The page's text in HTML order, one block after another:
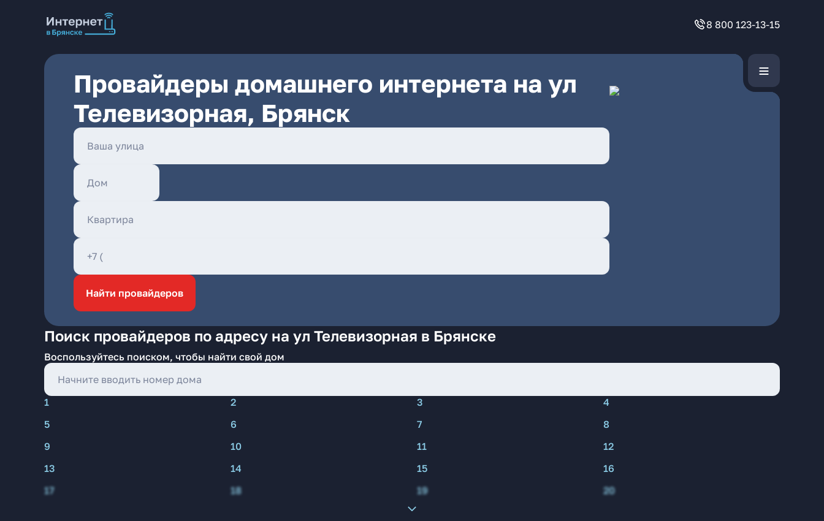
8 800 123-13-15
Провайдеры домашнего интернета на ул
Телевизорная, Брянск
Найти провайдеров
Поиск провайдеров по адресу на ул Телевизорная в Брянске
Воспользуйтесь поиском, чтобы найти свой дом
1 2 3
4
5
6 7
8
9
10 11
12
13
14 15
16
17
18 19 20